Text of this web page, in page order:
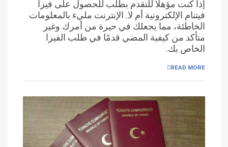
إذا كنت مؤهلاً للتقدم بطلب للحصول على فيزا
فيتنام الإلكترونية أم لا. الإنترنت مليء بالمعلومات
الخاطئة، مما يجعلك في حيرة من أمرك وغير
متأكد من كيفية المضي قدمًا في طلب الفيزا
الخاص بك.
READ MORE